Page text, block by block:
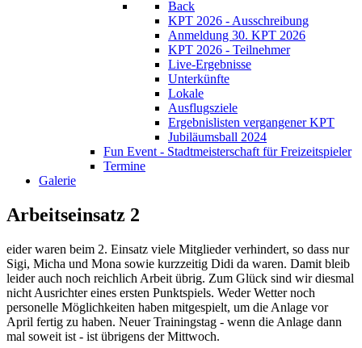
Back
KPT 2026 - Ausschreibung
Anmeldung 30. KPT 2026
KPT 2026 - Teilnehmer
Live-Ergebnisse
Unterkünfte
Lokale
Ausflugsziele
Ergebnislisten vergangener KPT
Jubiläumsball 2024
Fun Event - Stadtmeisterschaft für Freizeitspieler
Termine
Galerie
Arbeitseinsatz 2
eider waren beim 2. Einsatz viele Mitglieder verhindert, so dass nur
Sigi, Micha und Mona sowie kurzzeitig Didi da waren. Damit bleib
leider auch noch reichlich Arbeit übrig. Zum Glück sind wir diesmal
nicht Ausrichter eines ersten Punktspiels. Weder Wetter noch
personelle Möglichkeiten haben mitgespielt, um die Anlage vor
April fertig zu haben. Neuer Trainingstag - wenn die Anlage dann
mal soweit ist - ist übrigens der Mittwoch.